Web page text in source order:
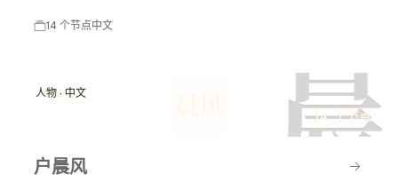
上因各种原因受到媒体和公众的关注，封杀事件对其职业生
14 个节点中文
晨
人物 · 中文
14 个节点
户晨风